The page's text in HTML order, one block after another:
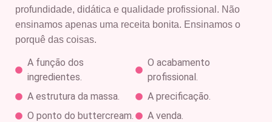
profundidade, didática e qualidade profissional. Não
ensinamos apenas uma receita bonita. Ensinamos o
porquê das coisas.
A função dos
ingredientes.
A estrutura da massa.
O ponto do buttercream.
O acabamento
profissional.
A precificação.
A venda.